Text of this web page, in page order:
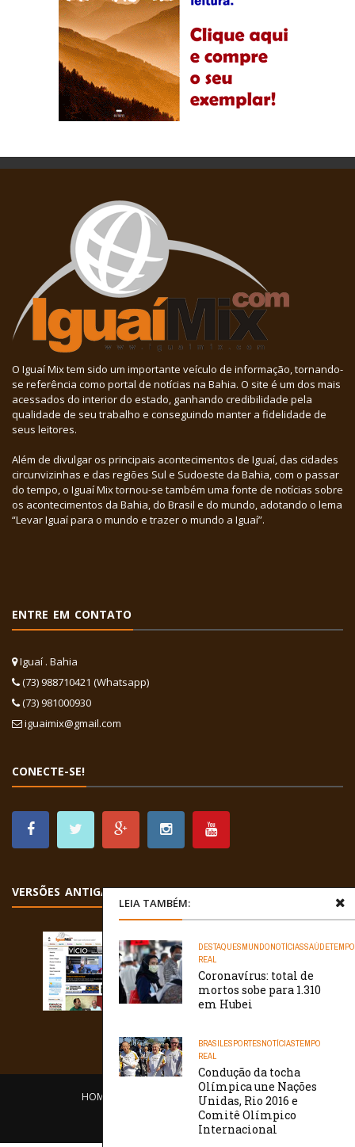
LEIA TAMBÉM:
DESTAQUESMUNDONOTÍCIASSAÚDETEMPO
REAL
Coronavírus: total de
mortos sobe para 1.310
em Hubei
BRASILESPORTESNOTÍCIASTEMPO
REAL
Condução da tocha
Olímpica une Nações
Unidas, Rio 2016 e
Comitê Olímpico
Internacional
O Iguaí Mix tem sido um importante veículo de informação, tornando-
se referência como portal de notícias na Bahia. O site é um dos mais
acessados do interior do estado, ganhando credibilidade pela
qualidade de seu trabalho e conseguindo manter a fidelidade de
seus leitores.
Além de divulgar os principais acontecimentos de Iguaí, das cidades
circunvizinhas e das regiões Sul e Sudoeste da Bahia, com o passar
do tempo, o Iguaí Mix tornou-se também uma fonte de notícias sobre
os acontecimentos da Bahia, do Brasil e do mundo, adotando o lema
“Levar Iguaí para o mundo e trazer o mundo a Iguaí”.
ENTRE EM CONTATO
Iguaí . Bahia
(73) 988710421 (Whatsapp)
(73) 981000930
iguaimix@gmail.com
CONECTE-SE!
VERSÕES ANTIGAS
HOME O PORTAL CONTATO
/// WebtivaHOSTING